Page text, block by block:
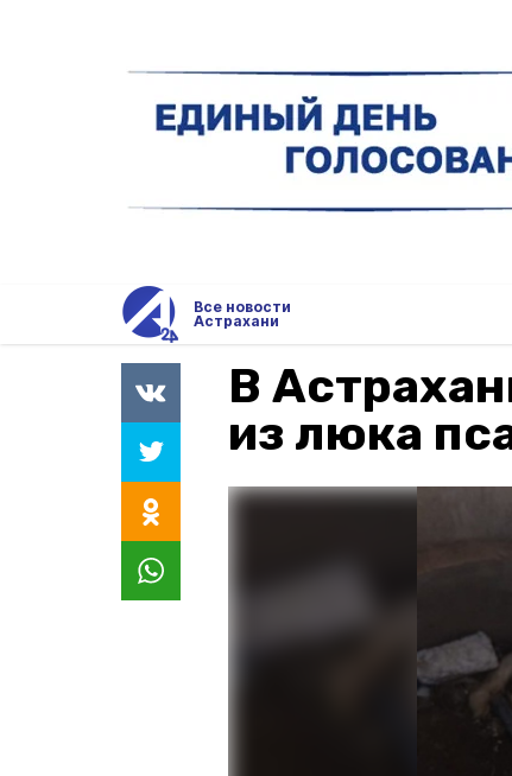
Все новости
Астрахани
В
из люка